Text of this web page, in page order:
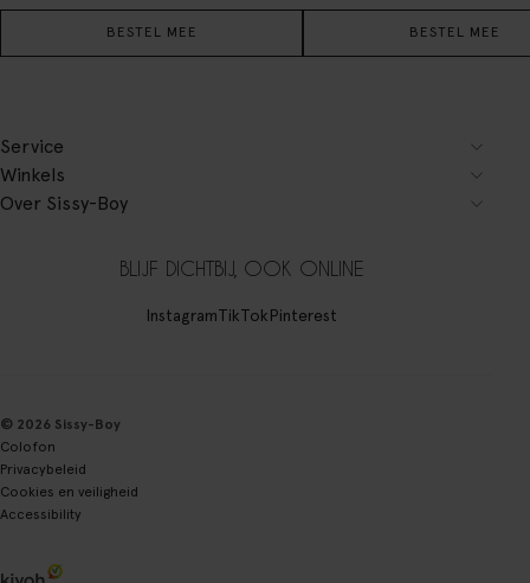
BESTEL MEE BESTEL MEE
Service
Winkels
Over Sissy-Boy
BLIJF DICHTBIJ, OOK ONLINE
InstagramTikTokPinterest
© 2026 Sissy-Boy
Colofon
Privacybeleid
Cookies en veiligheid
Accessibility